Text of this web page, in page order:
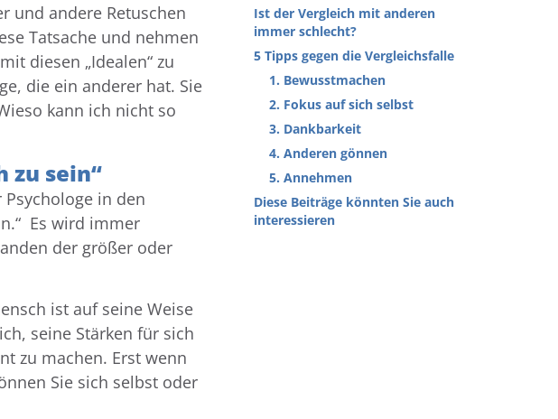
und andere Retuschen
Tatsache und nehmen
diesen „Idealen“ zu
die ein anderer hat. Sie
kann ich nicht so
zu sein“
in den
Es wird immer
der größer oder
ist auf seine Weise
seine Stärken für sich
zu machen. Erst wenn
Sie sich selbst oder
Ist der Vergleich mit anderen
immer schlecht?
5 Tipps gegen die Vergleichsfalle
1. Bewusstmachen
2. Fokus auf sich selbst
3. Dankbarkeit
4. Anderen gönnen
5. Annehmen
Diese Beiträge könnten Sie auch
interessieren